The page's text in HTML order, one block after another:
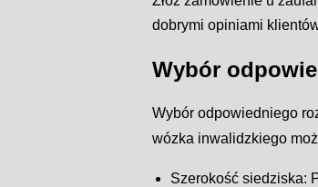
dobrymi opiniami
Wybór
Wybór odpowiedniego
wózka inwalidzkiego
Szerokość siedziska: